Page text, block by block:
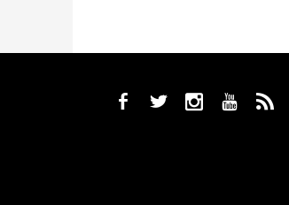
b a x r ,